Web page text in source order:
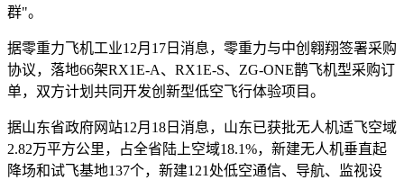
群"。
据零重力飞机工业12月17日消息，零重力与中创翱翔签署采购
协议，落地66架RX1E-A、RX1E-S、ZG-ONE鹊飞机型采购订
单，双方计划共同开发创新型低空飞行体验项目。
据山东省政府网站12月18日消息，山东已获批无人机适飞空域
2.82万平方公里，占全省陆上空域18.1%，新建无人机垂直起
降场和试飞基地137个，新建121处低空通信、导航、监视设